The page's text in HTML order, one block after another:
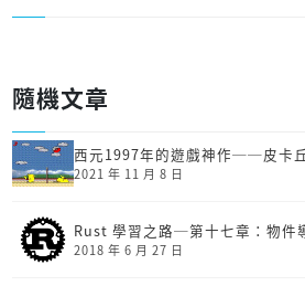
隨機文章
西元1997年的遊戲神作──皮卡
2021 年 11 月 8 日
Rust 學習之路─第十七章：物件
2018 年 6 月 27 日